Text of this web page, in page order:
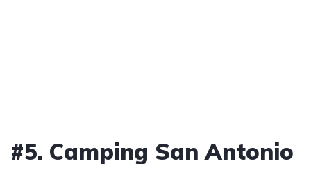
#5. Camping San Antonio